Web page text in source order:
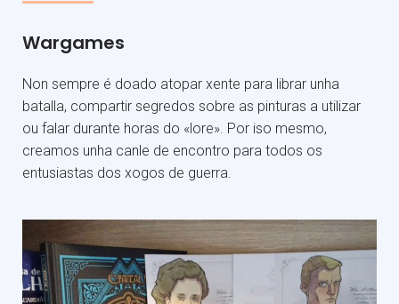
Wargames
Non sempre é doado atopar xente para librar unha
batalla, compartir segredos sobre as pinturas a utilizar
ou falar durante horas do «lore». Por iso mesmo,
creamos unha canle de encontro para todos os
entusiastas dos xogos de guerra.